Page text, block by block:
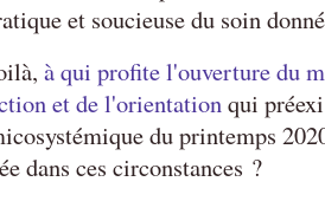
et soucieuse du soin
à qui profite l'ouverture du
et de l'orientationqui
du printemps
dans ces circonstances ?